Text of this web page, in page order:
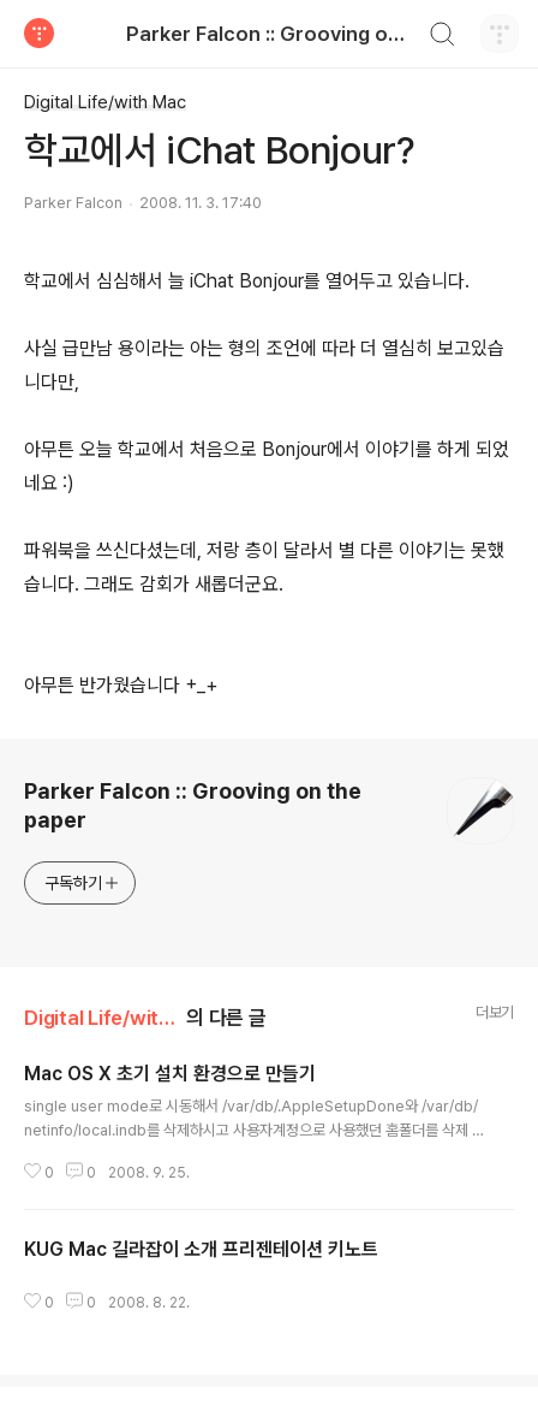
Parker Falcon :: Grooving on the paper
Digital Life/with Mac
학교에서 iChat Bonjour?
Parker Falcon 2008. 11. 3. 17:40
학교에서 심심해서 늘 iChat Bonjour를 열어두고 있습니다.
사실 급만남 용이라는 아는 형의 조언에 따라 더 열심히 보고있습
니다만,
아무튼 오늘 학교에서 처음으로 Bonjour에서 이야기를 하게 되었
네요 :)
파워북을 쓰신다셨는데, 저랑 층이 달라서 별 다른 이야기는 못했
습니다. 그래도 감회가 새롭더군요.
아무튼 반가웠습니다 +_+
Parker Falcon :: Grooving on the
paper
구독하기
Digital Life/with Mac 의 다른 글 더보기
Mac OS X 초기 설치 환경으로 만들기
single user mode로 시동해서 /var/db/.AppleSetupDone와 /var/db/
netinfo/local.indb를 삭제하시고 사용자계정으로 사용했던 홈폴더를 삭제 해
ngkyuhan님 출처 : http://www.appleforum.com/os/39367-중고로-팔
0 0 2008. 9. 25.
KUG Mac 길라잡이 소개 프리젠테이션 키노트
0 0 2008. 8. 22.